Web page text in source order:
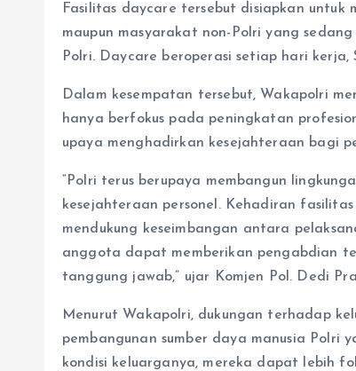
Fasilitas daycare tersebut disiapkan untuk
maupun masyarakat non-Polri yang
Polri. Daycare beroperasi setiap hari kerja,
Dalam kesempatan tersebut, Wakapolri
hanya berfokus pada peningkatan
upaya menghadirkan kesejahteraan bagi
“Polri terus berupaya membangun
kesejahteraan personel. Kehadiran
mendukung keseimbangan antara
anggota dapat memberikan pengabdian
tanggung jawab,” ujar Komjen Pol. Dedi
Menurut Wakapolri, dukungan terhadap
pembangunan sumber daya manusia
kondisi keluarganya, mereka dapat lebih